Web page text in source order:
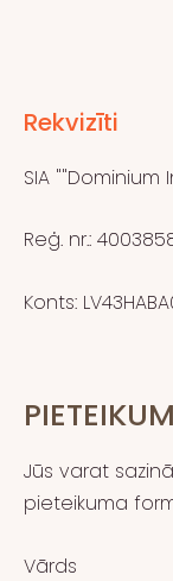
Rekvizīti
SIA
Reģ. nr.:
Konts:
Jūs varat
pieteikuma
Vārds